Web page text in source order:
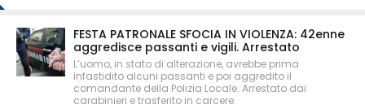
FESTA PATRONALE SFOCIA IN VIOLENZA: 42enne
aggredisce passanti e vigili. Arrestato
L’uomo, in stato di alterazione, avrebbe prima
infastidito alcuni passanti e poi aggredito il
comandante della Polizia Locale. Arrestato dai
carabinieri e trasferito in carcere.